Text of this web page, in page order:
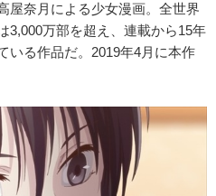
屋奈月による少女漫画。全世界
3,000万部を超え、連載から15年
いる作品だ。2019年4月に本作